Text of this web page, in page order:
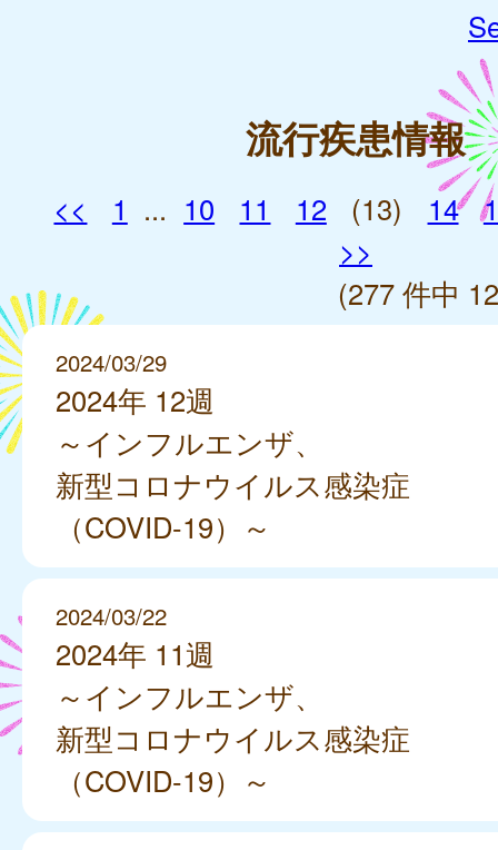
流行疾患情報
<< 1 ... 10 11 12 (13) 14
>>
(277 件中
2024/03/29
2024年 12週
～インフルエンザ、
新型コロナウイルス感染症
（COVID-19）～
2024/03/22
2024年 11週
～インフルエンザ、
新型コロナウイルス感染症
（COVID-19）～